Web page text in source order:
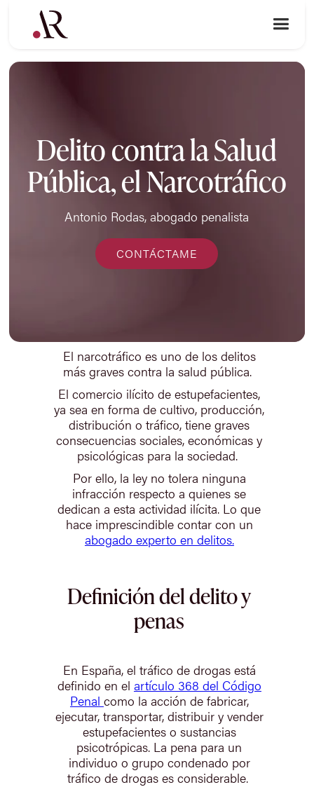
Delito contra la Salud
Pública, el Narcotráfico
Antonio Rodas, abogado penalista
CONTÁCTAME
El narcotráfico es uno de los delitos
más graves contra la salud pública.
El comercio ilícito de estupefacientes,
ya sea en forma de cultivo, producción,
distribución o tráfico, tiene graves
consecuencias sociales, económicas y
psicológicas para la sociedad.
Por ello, la ley no tolera ninguna
infracción respecto a quienes se
dedican a esta actividad ilícita. Lo que
hace imprescindible contar con un
abogado experto en delitos.
Definición del delito y
penas
En España, el tráfico de drogas está
definido en el artículo 368 del Código
Penal como la acción de fabricar,
ejecutar, transportar, distribuir y vender
estupefacientes o sustancias
psicotrópicas. La pena para un
individuo o grupo condenado por
tráfico de drogas es considerable.